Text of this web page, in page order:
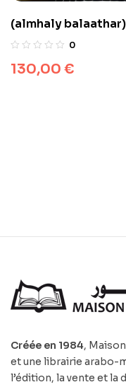
(almhaly balaathar)
المحلى بالآثار 1/12 – لونان
0
130,00 €
Créée en 1984,
et une librairie arabo-
l’édition, la vente et la